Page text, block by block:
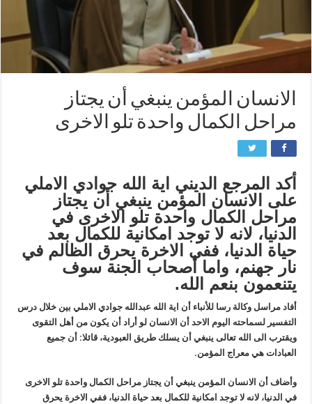
الانسان المؤمن ينبغي أن يجتاز
مراحل الكمال واحدة تلو الاخرى
أكد المرجع الديني اية الله جوادي الاملي
على الانسان المؤمن ينبغي أن يجتاز
مراحل الكمال واحدة تلو الاخرى في
الدنيا، لانه لا توجد امكانية للكمال بعد
حياة الدنيا، ففي الاخرة يحرق الظالم في
نار جهنم، واما أصحاب الجنة سوف
يتنعمون بنعم الله.
أفاد مراسل وكالة رسا للأنباء أن اية الله عبدالله جوادي الاملي بين خلال درس
التفسير لسماحته اليوم الاحد أن الانسان لو أراد أن يكون من أهل التقوى
ويقترب الى الله تعالى ينبغي أن يسلك طريق العبودية، قائلا: أن جميع
العبادات هي معراج المؤمن.
وأضاف أن الانسان المؤمن ينبغي أن يجتاز مراحل الكمال واحدة تلو الاخرى
في الدنيا، لانه لا توجد امكانية للكمال بعد حياة الدنيا، ففي الاخرة يحرق